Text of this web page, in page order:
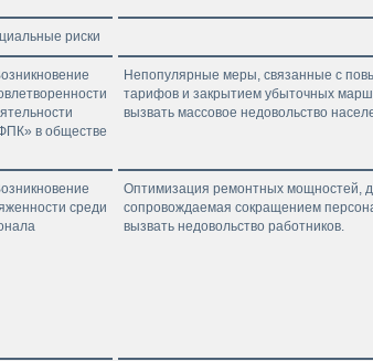
риски
в обществе
Непопулярные меры, связанные с
тарифов и закрытием убыточных
вызвать массовое недовольство
среди
Оптимизация ремонтных мощностей,
сопровождаемая сокращением
вызвать недовольство работников.